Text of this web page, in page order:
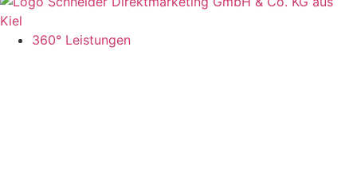
360° Leistungen